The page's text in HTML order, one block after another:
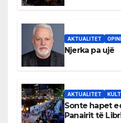
AKTUALITET
Njerka pa ujë
AKTUALITET
Sonte hapet
Panairit të